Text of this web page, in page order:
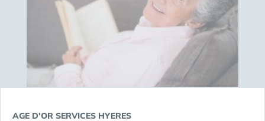
AGE D'OR SERVICES HYERES